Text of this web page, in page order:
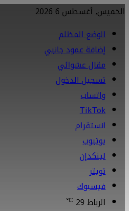
الخميس, أغسطس 6 2026
الوضع المظلم
إضافة عمود جانبي
مقال عشوائي
تسجيل الدخول
واتساب
TikTok
انستقرام
يوتيوب
لينكدإن
تويتر
فيسبوك
الرباط29
℃